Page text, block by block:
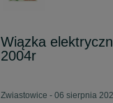
Wiązka
2004r
Zwiastowice - 06 sierpnia